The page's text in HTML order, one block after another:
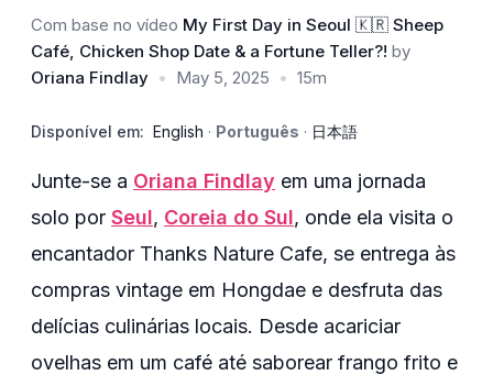
Com base no vídeo My First Day in Seoul 🇰🇷 Sheep
Café, Chicken Shop Date & a Fortune Teller?! by
Oriana Findlay • May 5, 2025 • 15m
Disponível em: English · Português · 日本語
Junte-se a Oriana Findlay em uma jornada
solo por Seul, Coreia do Sul, onde ela visita o
encantador Thanks Nature Cafe, se entrega às
compras vintage em Hongdae e desfruta das
delícias culinárias locais. Desde acariciar
ovelhas em um café até saborear frango frito e